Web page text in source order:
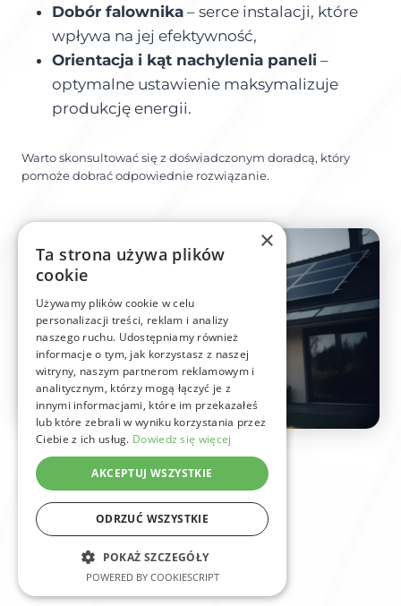
Dobór falownika – serce instalacji, które
wpływa na jej efektywność,
Orientacja i kąt nachylenia paneli –
optymalne ustawienie maksymalizuje
produkcję energii.
Warto skonsultować się z doświadczonym doradcą, który
pomoże dobrać odpowiednie rozwiązanie.
×
Ta strona używa plików
cookie
Używamy plików cookie w celu
personalizacji treści, reklam i analizy
naszego ruchu. Udostępniamy również
informacje o tym, jak korzystasz z naszej
witryny, naszym partnerom reklamowym i
analitycznym, którzy mogą łączyć je z
innymi informacjami, które im przekazałeś
lub które zebrali w wyniku korzystania przez
Ciebie z ich usług. Dowiedz się więcej
AKCEPTUJ WSZYSTKIE
ODRZUĆ WSZYSTKIE
POKAŻ SZCZEGÓŁY
POWERED BY COOKIESCRIPT